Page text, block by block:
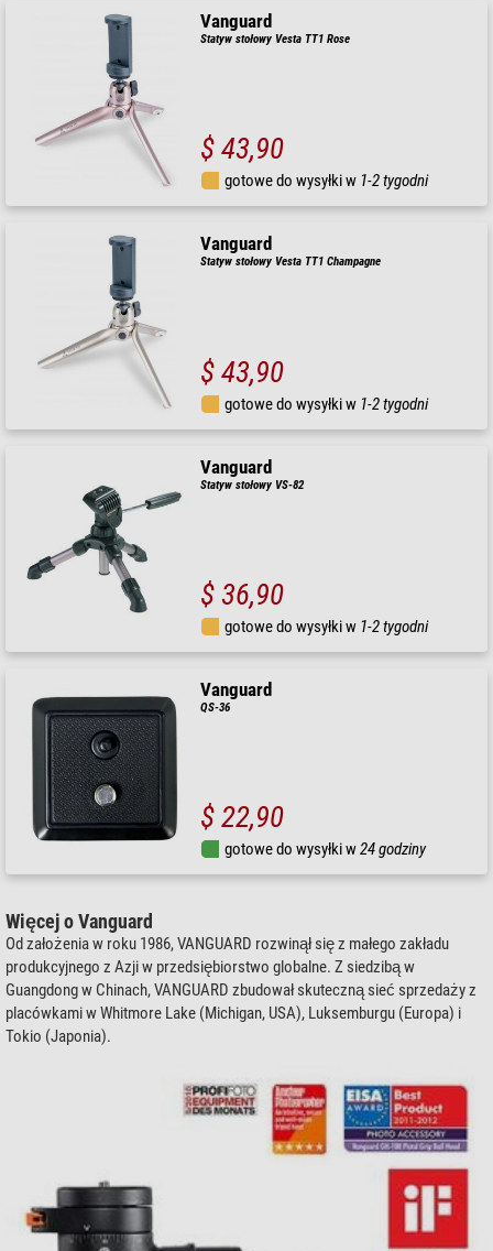
Vanguard
Statyw stołowy Vesta TT1 Rose
$ 43,90
gotowe do wysyłki w 1-2 tygodni
Vanguard
Statyw stołowy Vesta TT1 Champagne
$ 43,90
gotowe do wysyłki w 1-2 tygodni
Vanguard
Statyw stołowy VS-82
$ 36,90
gotowe do wysyłki w 1-2 tygodni
Vanguard
QS-36
$ 22,90
gotowe do wysyłki w24 godziny
Więcej o Vanguard
Od założenia w roku 1986, VANGUARD rozwinął się z małego zakładu
produkcyjnego z Azji w przedsiębiorstwo globalne. Z siedzibą w
Guangdong w Chinach, VANGUARD zbudował skuteczną sieć sprzedaży z
placówkami w Whitmore Lake (Michigan, USA), Luksemburgu (Europa) i
Tokio (Japonia).